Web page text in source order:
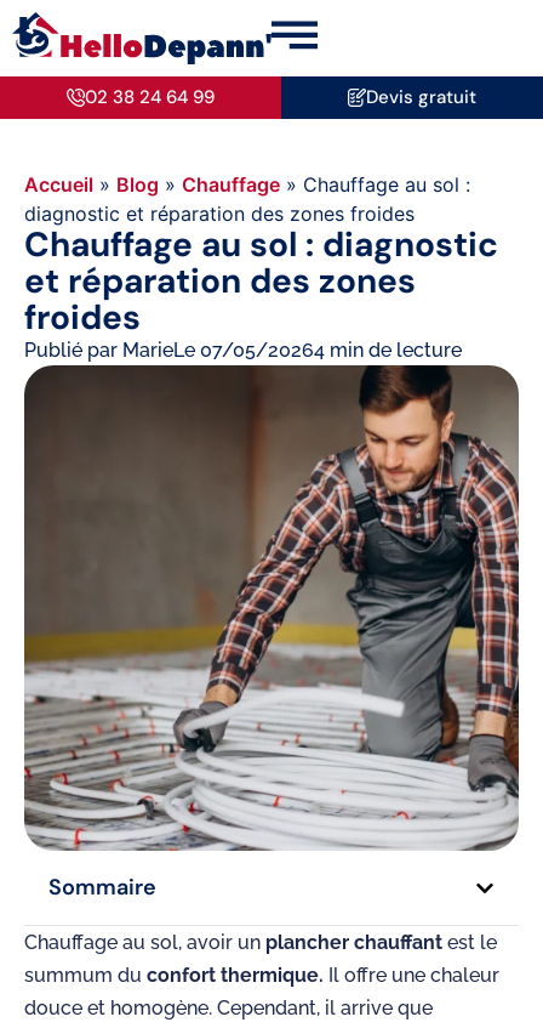
02 38 24 64 99 Devis gratuit
Accueil » Blog » Chauffage » Chauffage au sol :
diagnostic et réparation des zones froides
Chauffage au sol : diagnostic
et réparation des zones
froides
Publié par MarieLe 07/05/20264 min de lecture
Sommaire
Chauffage au sol, avoir un plancher chauffant est le
summum du confort thermique. Il offre une chaleur
douce et homogène. Cependant, il arrive que